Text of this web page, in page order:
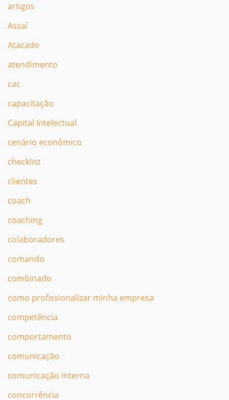
artigos
Assaí
Atacado
atendimento
cac
capacitação
Capital Intelectual
cenário econômico
checklist
clientes
coach
coaching
colaboradores
comando
combinado
como profissionalizar minha empresa
competência
comportamento
comunicação
comunicação interna
concorrência